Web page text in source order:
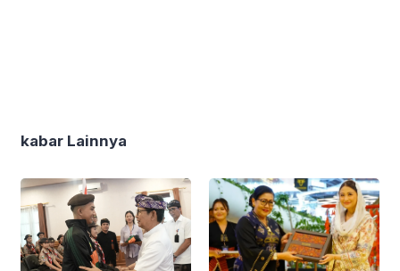
kabar Lainnya